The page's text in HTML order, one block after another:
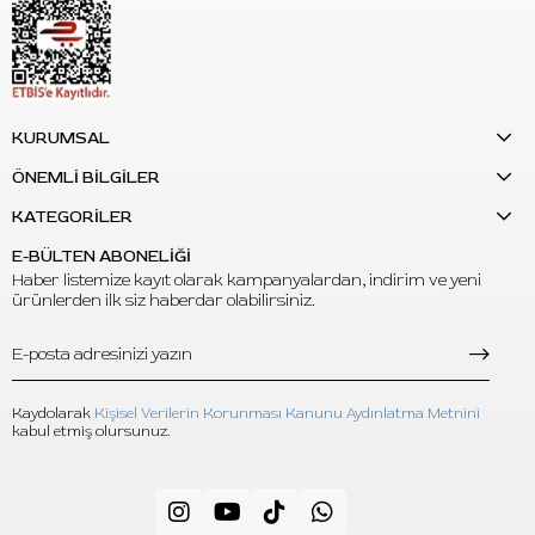
KURUMSAL
ÖNEMLİ BİLGİLER
KATEGORİLER
E-BÜLTEN ABONELİĞİ
Haber listemize kayıt olarak kampanyalardan, indirim ve yeni
ürünlerden ilk siz haberdar olabilirsiniz.
Kaydolarak Kişisel Verilerin Korunması Kanunu Aydınlatma Metnini
kabul etmiş olursunuz.